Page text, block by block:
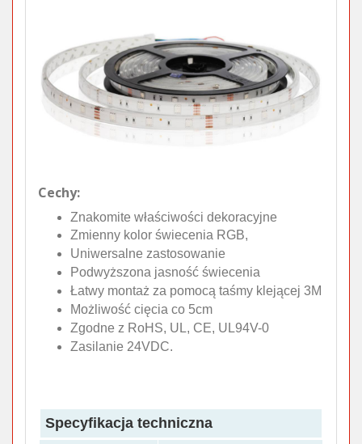
Cechy:
Znakomite właściwości dekoracyjne
Zmienny kolor świecenia RGB,
Uniwersalne zastosowanie
Podwyższona jasność świecenia
Łatwy montaż za pomocą taśmy klejącej 3M
Możliwość cięcia co 5cm
Zgodne z RoHS, UL, CE, UL94V-0
Zasilanie 24VDC.
Specyfikacja techniczna